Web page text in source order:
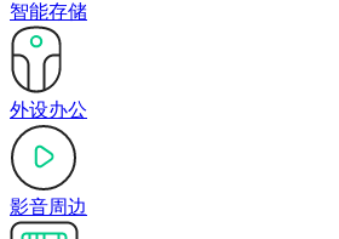
智能存储
外设办公
影音周边